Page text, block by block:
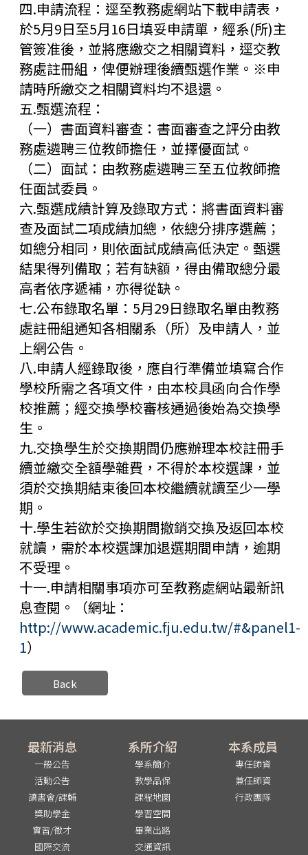
四.申請流程：逕至教務處網站下載申請表，
於5月9日至5月16日填妥申請單，經系(所)主
管簽准後，並將應繳交之相關資料，逕交教
務處註冊組，俾便辦理後續甄選作業。※申
請時所繳交之相關資料均不退還。
五.甄選流程：
（一）書面資料審查：書面審查之評分由教
務處遴聘三位教師擔任，並擇優面試。
（二）面試：由教務處遴聘三至五位教師擔
任面試委員。
六.甄選成績計算及錄取方式：將書面資料審
查及面試二項成績加總，依總分排序選薦；
如總分相同，則依面試成績高低決定。甄選
結果得列備取；若有缺額，得由備取總分最
高者依序遞補，亦得從缺。
七.公布錄取名單：5月29日錄取名單由教務
處註冊組通知各相關系（所）及申請人，並
上網公告。
八.申請人經錄取後，應自行準備並填寫合作
學校所需之各項文件，由本校具函向合作學
校推薦；經交換學校審核通過後始為交換學
生。
九.交換學生於交換期間仍應辦理本校註冊手
續並繳交全額學雜費，不得於本校選課，並
須於交換期結束後回本校繼續就讀至少一學
期。
十.學生若欲於交換期間撤銷交換及返回本校
就讀，需於本校選課加退選期間申請，逾期
不受理。
十一.申請相關事項亦可至教務處網站最新訊
息查閱。（網址：
http://www.academic.fju.edu.tw/#&panel1-
1）
Back
最新消息
一般公告
活動公告
讀書會/課輔
獎助學金
實習/徵才
國際交流
系所介紹
學系簡介
教學品保
課程地圖
學習空間
畢業出路
交通資訊
本系成員
專任師資
兼任師資
行政團隊